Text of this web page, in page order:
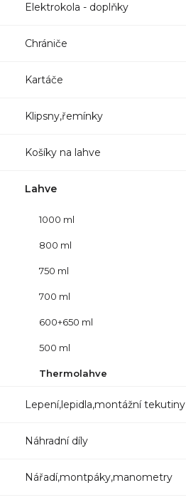
Elektrokola - doplňky
Chrániče
Kartáče
Klipsny,řemínky
Košíky na lahve
Lahve
1000 ml
800 ml
750 ml
700 ml
600+650 ml
500 ml
Thermolahve
Lepení,lepidla,montážní tekutiny
Náhradní díly
Nářadí,montpáky,manometry